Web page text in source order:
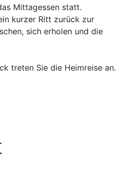
Mittagessen statt.
kurzer Ritt zurück zur
sich erholen und die
treten Sie die Heimreise an.